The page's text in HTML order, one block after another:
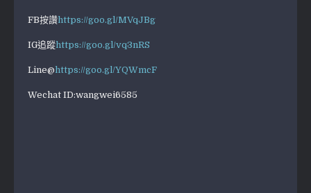
FB按讚https://goo.gl/MVqJBg
IG追蹤https://goo.gl/vq3nRS
Line@https://goo.gl/YQWmcF
Wechat ID:wangwei6585